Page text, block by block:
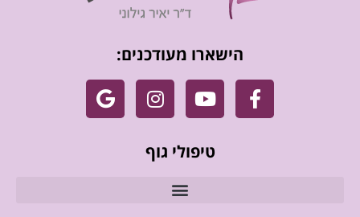
הישארו מעודכנים:
טיפולי גוף